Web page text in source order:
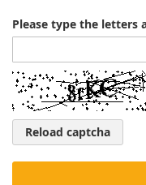
Please type the letters
Reload captcha